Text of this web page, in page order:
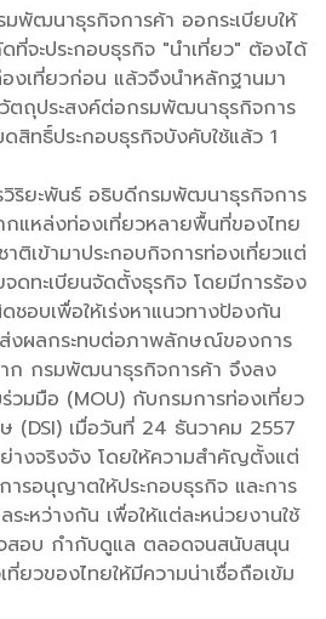
พัฒนาธุรกิจการค้า ออกระเบียบให้
ที่จะประกอบธุรกิจ "นำเที่ยว" ต้องได้
งเที่ยวก่อน แล้วจึงนำหลักฐานมา
ตถุประสงค์ต่อกรมพัฒนาธุรกิจการ
ทธิ์ประกอบธุรกิจบังคับใช้แล้ว 1
ริยะพันธ์ อธิบดีกรมพัฒนาธุรกิจการ
กแหล่งท่องเที่ยวหลายพื้นที่ของไทย
ติเข้ามาประกอบกิจการท่องเที่ยวแต่
ดทะเบียนจัดตั้งธุรกิจ โดยมีการร้อง
ชอบเพื่อให้เร่งหาแนวทางป้องกัน
งผลกระทบต่อภาพลักษณ์ของการ
ก กรมพัฒนาธุรกิจการค้า จึงลง
มมือ (MOU) กับกรมการท่องเที่ยว
(DSI) เมื่อวันที่ 24 ธันวาคม 2557
างจริงจัง โดยให้ความสำคัญตั้งแต่
รอนุญาตให้ประกอบธุรกิจ และการ
ะหว่างกัน เพื่อให้แต่ละหน่วยงานใช้
สอบ กำกับดูแล ตลอดจนสนับสนุน
ยวของไทยให้มีความน่าเชื่อถือเข้ม